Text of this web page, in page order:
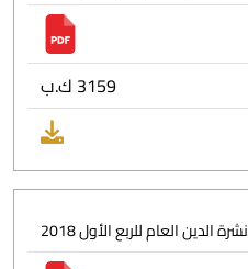
3159 ك.ب
نشرة الدين العام للربع الأول 2018